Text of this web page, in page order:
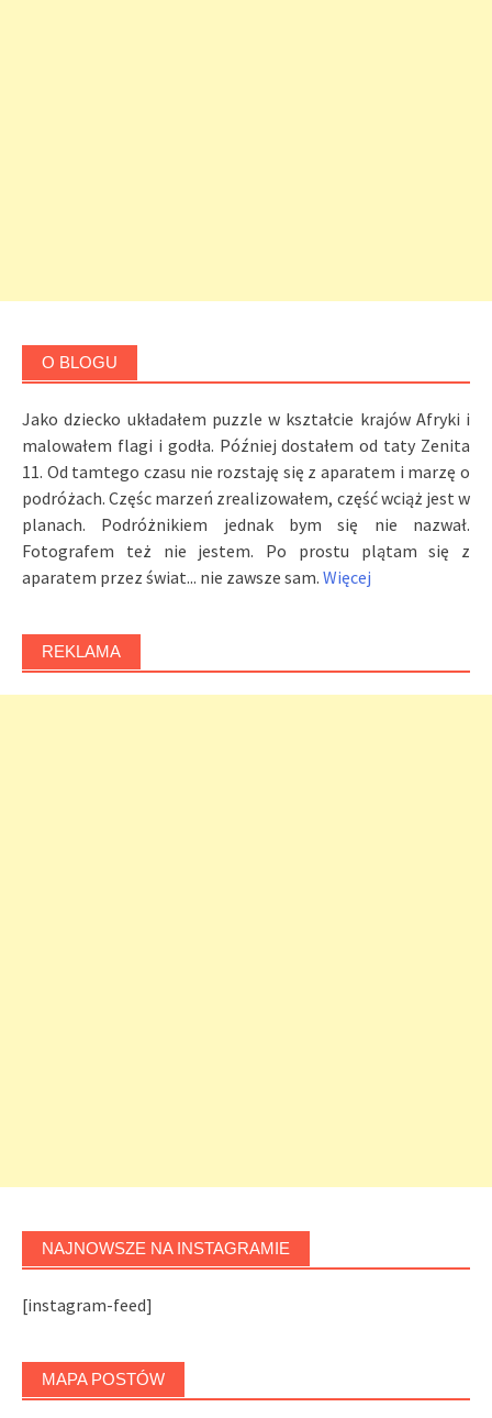
O BLOGU
Jako dziecko układałem puzzle w kształcie krajów Afryki i
malowałem flagi i godła. Później dostałem od taty Zenita
11. Od tamtego czasu nie rozstaję się z aparatem i marzę o
podróżach. Częśc marzeń zrealizowałem, część wciąż jest w
planach. Podróżnikiem jednak bym się nie nazwał.
Fotografem też nie jestem. Po prostu plątam się z
aparatem przez świat... nie zawsze sam. Więcej
REKLAMA
NAJNOWSZE NA INSTAGRAMIE
[instagram-feed]
MAPA POSTÓW